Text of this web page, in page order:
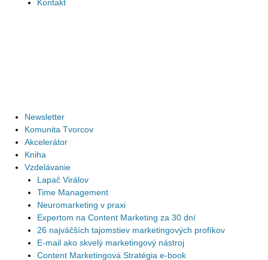
Kontakt
Newsletter
Komunita Tvorcov
Akcelerátor
Kniha
Vzdelávanie
Lapač Virálov
Time Management
Neuromarketing v praxi
Expertom na Content Marketing za 30 dní
26 najväčších tajomstiev marketingových profíkov
E-mail ako skvelý marketingový nástroj
Content Marketingová Stratégia e-book